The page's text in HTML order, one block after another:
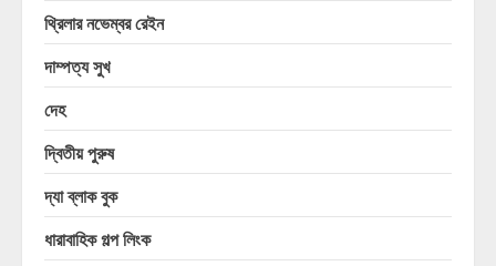
থ্রিলার নভেম্বর রেইন
দাম্পত্য সুখ
দেহ
দ্বিতীয় পুরুষ
দ্যা ব্লাক বুক
ধারাবাহিক গল্প লিংক